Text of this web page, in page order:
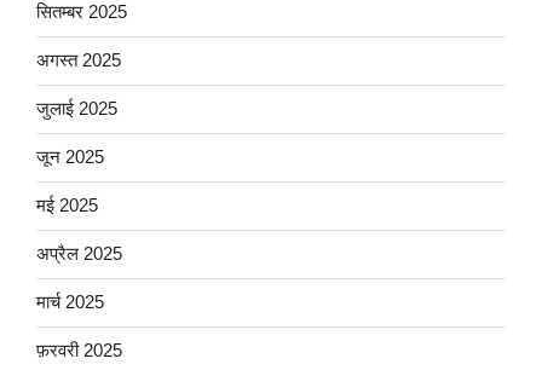
सितम्बर 2025
अगस्त 2025
जुलाई 2025
जून 2025
मई 2025
अप्रैल 2025
मार्च 2025
फ़रवरी 2025